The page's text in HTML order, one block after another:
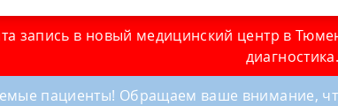
запись в новый медицинский центр в
пациенты! Обращаем ваше внимание,